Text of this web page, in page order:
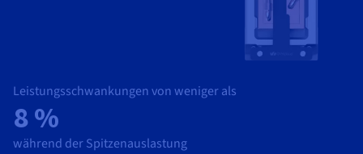
Leistungsschwankungen von weniger als
8 %
während der Spitzenauslastung